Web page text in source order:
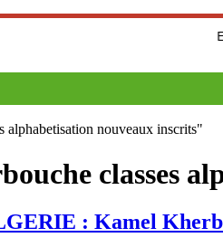
Education
alphabetisation nouveaux inscrits"
classes
: Kamel